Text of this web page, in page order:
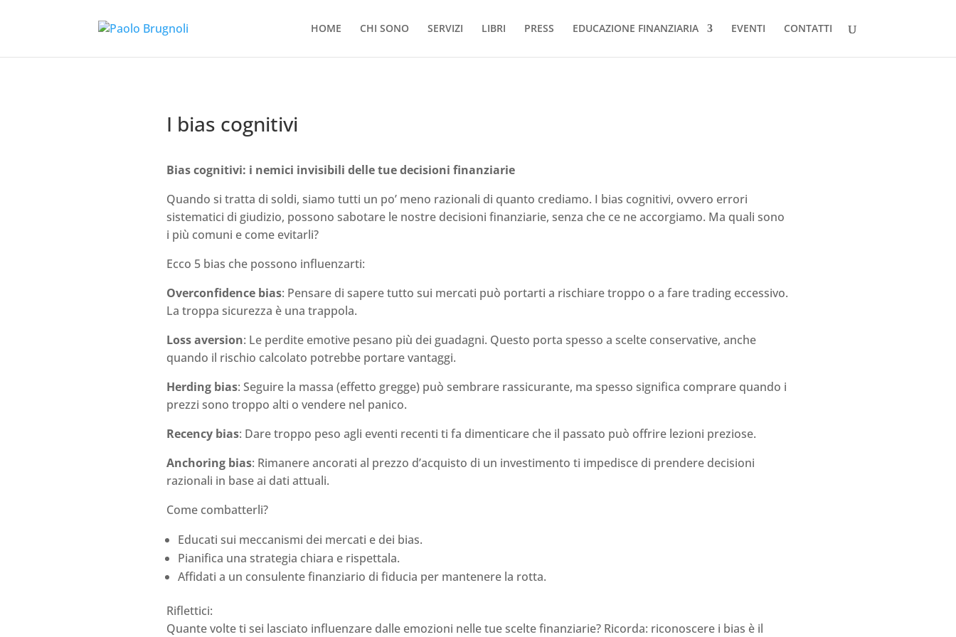
HOME CHI SONO SERVIZI LIBRI PRESS EDUCAZIONE FINANZIARIA EVENTI CONTATTI
I bias cognitivi
Bias cognitivi: i nemici invisibili delle tue decisioni finanziarie
Quando si tratta di soldi, siamo tutti un po’ meno razionali di quanto crediamo. I bias cognitivi, ovvero errori
sistematici di giudizio, possono sabotare le nostre decisioni finanziarie, senza che ce ne accorgiamo. Ma quali sono
i più comuni e come evitarli?
Ecco 5 bias che possono influenzarti:
Overconfidence bias: Pensare di sapere tutto sui mercati può portarti a rischiare troppo o a fare trading eccessivo.
La troppa sicurezza è una trappola.
Loss aversion: Le perdite emotive pesano più dei guadagni. Questo porta spesso a scelte conservative, anche
quando il rischio calcolato potrebbe portare vantaggi.
Herding bias: Seguire la massa (effetto gregge) può sembrare rassicurante, ma spesso significa comprare quando i
prezzi sono troppo alti o vendere nel panico.
Recency bias: Dare troppo peso agli eventi recenti ti fa dimenticare che il passato può offrire lezioni preziose.
Anchoring bias: Rimanere ancorati al prezzo d’acquisto di un investimento ti impedisce di prendere decisioni
razionali in base ai dati attuali.
Come combatterli?
Educati sui meccanismi dei mercati e dei bias.
Pianifica una strategia chiara e rispettala.
Affidati a un consulente finanziario di fiducia per mantenere la rotta.
Riflettici:
Quante volte ti sei lasciato influenzare dalle emozioni nelle tue scelte finanziarie? Ricorda: riconoscere i bias è il